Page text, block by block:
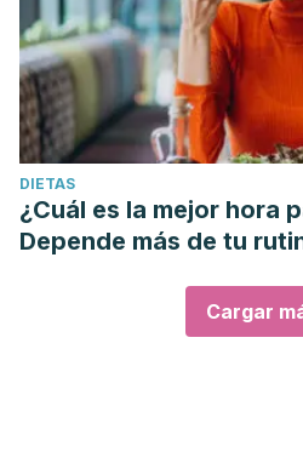
DIETAS
¿Cuál es la mejor hora
Depende más de tu
Cargar